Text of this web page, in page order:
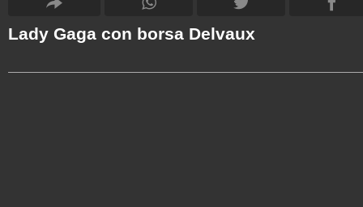
Lady Gaga con borsa Delvaux